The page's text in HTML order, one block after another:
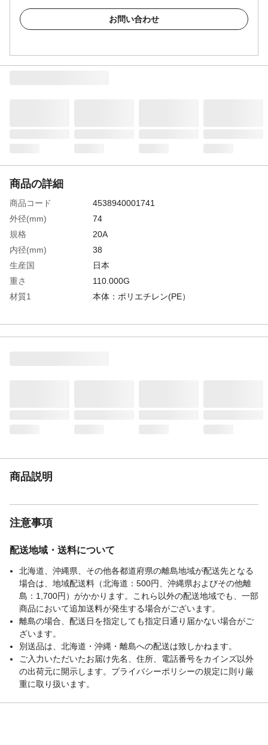
お問い合わせ
商品の詳細
商品コード
4538940001741
外径(mm)
74
規格
20A
内径(mm)
38
生産国
日本
重さ
110.000G
材質1
本体：ポリエチレン(PE）
商品説明
注意事項
配送地域・送料について
北海道、沖縄県、その他各都道府県の離島地域が配送先となる
場合は、地域配送料（北海道：500円、沖縄県およびその他離
島：1,700円）がかかります。これら以外の配送地域でも、一部
商品において追加送料が発生する場合がございます。
離島の場合、配送日を指定しても指定日通り届かない場合がご
ざいます。
別送品は、北海道・沖縄・離島への配送は致しかねます。
ご入力いただいたお届け先名、住所、電話番号をカインズ以外
の出荷元に開示します。プライバシーポリシーの規定に則り厳
重に取り扱います。